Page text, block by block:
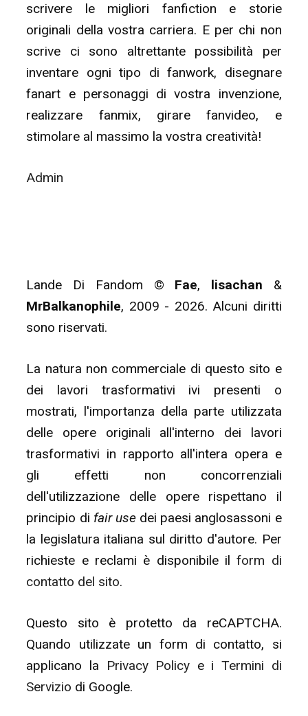
scrivere le migliori fanfiction e storie
originali della vostra carriera. E per chi non
scrive ci sono altrettante possibilità per
inventare ogni tipo di fanwork, disegnare
fanart e personaggi di vostra invenzione,
realizzare fanmix, girare fanvideo, e
stimolare al massimo la vostra creatività!
Admin
Lande Di Fandom © Fae, lisachan &
MrBalkanophile, 2009 - 2026. Alcuni diritti
sono riservati.
La natura non commerciale di questo sito e
dei lavori trasformativi ivi presenti o
mostrati, l'importanza della parte utilizzata
delle opere originali all'interno dei lavori
trasformativi in rapporto all'intera opera e
gli effetti non concorrenziali
dell'utilizzazione delle opere rispettano il
principio di fair usedei paesi anglosassoni e
la legislatura italiana sul diritto d'autore. Per
richieste e reclami è disponibile ilform di
contatto del sito.
Questo sito è protetto da reCAPTCHA.
Quando utilizzate un form di contatto, si
applicano la
Privacy Policy e iTermini di
Servizio di Google.